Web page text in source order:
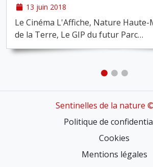
13 juin 2018
Le Cinéma L'Affiche, Nature
de la Terre, Le GIP du futur Parc…
Sentinelles de la nature
Politique de
Cookies
Mentions légales